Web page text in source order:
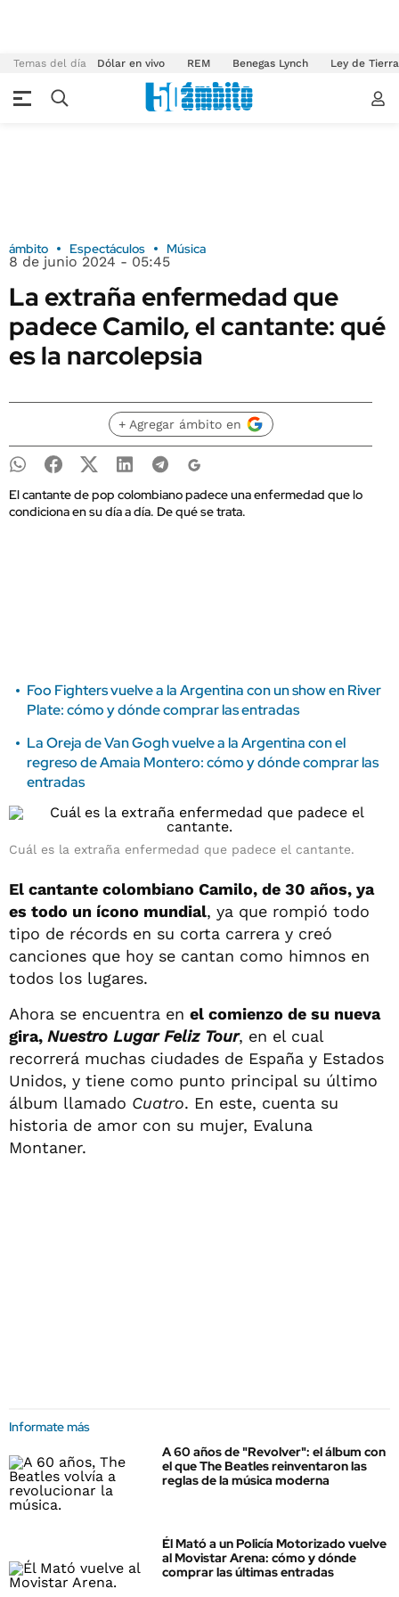
Temas del día Dólar en vivo REM Benegas Lynch Ley de
ámbito Espectáculos Música
8 de junio 2024 - 05:45
La extraña enfermedad que
padece Camilo, el cantante: qué
es la narcolepsia
+ Agregar ámbito en
El cantante de pop colombiano padece una enfermedad que lo
condiciona en su día a día. De qué se trata.
Foo Fighters vuelve a la Argentina con un show en River
Plate: cómo y dónde comprar las entradas
La Oreja de Van Gogh vuelve a la Argentina con el
regreso de Amaia Montero: cómo y dónde comprar las
entradas
Cuál es la extraña enfermedad que padece el cantante.
El cantante colombiano Camilo, de 30 años, ya
es todo un ícono mundial, ya que rompió todo
tipo de récords en su corta carrera y creó
canciones que hoy se cantan como himnos en
todos los lugares.
Ahora se encuentra en el comienzo de su nueva
gira, Nuestro Lugar Feliz Tour, en el cual
recorrerá muchas ciudades de España y Estados
Unidos, y tiene como punto principal su último
álbum llamado Cuatro. En este, cuenta su
historia de amor con su mujer, Evaluna
Montaner.
Informate más
A 60 años de "Revolver": el álbum con
el que The Beatles reinventaron las
reglas de la música moderna
Él Mató a un Policía Motorizado vuelve
al Movistar Arena: cómo y dónde
comprar las últimas entradas